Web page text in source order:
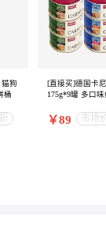
狗
桶
[直接买]德国卡
175g*9罐 多口
￥89 市场